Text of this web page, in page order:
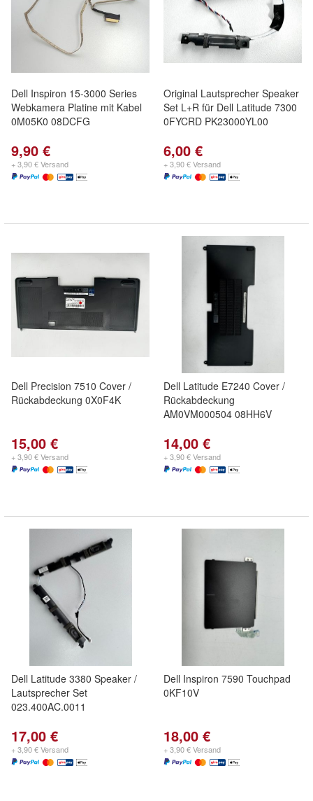
Dell Inspiron 15-3000 Series
Webkamera Platine mit Kabel
0M05K0 08DCFG
9,90 €
+ 3,90 € Versand
Original Lautsprecher Speaker
Set L+R für Dell Latitude 7300
0FYCRD PK23000YL00
6,00 €
+ 3,90 € Versand
Dell Precision 7510 Cover /
Rückabdeckung 0X0F4K
15,00 €
+ 3,90 € Versand
Dell Latitude E7240 Cover /
Rückabdeckung
AM0VM000504 08HH6V
14,00 €
+ 3,90 € Versand
Dell Latitude 3380 Speaker /
Lautsprecher Set
023.400AC.0011
17,00 €
+ 3,90 € Versand
Dell Inspiron 7590 Touchpad
0KF10V
18,00 €
+ 3,90 € Versand